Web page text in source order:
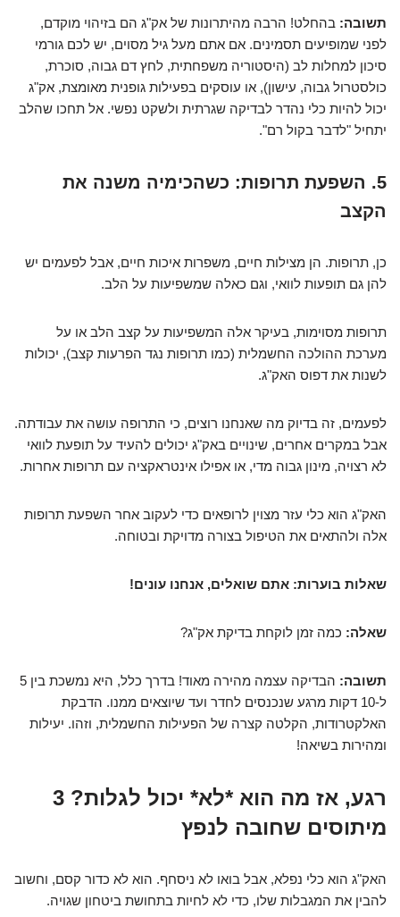
תשובה: בהחלט! הרבה מהיתרונות של אק"ג הם בזיהוי מוקדם,
לפני שמופיעים תסמינים. אם אתם מעל גיל מסוים, יש לכם גורמי
סיכון למחלות לב (היסטוריה משפחתית, לחץ דם גבוה, סוכרת,
כולסטרול גבוה, עישון), או עוסקים בפעילות גופנית מאומצת, אק"ג
יכול להיות כלי נהדר לבדיקה שגרתית ולשקט נפשי. אל תחכו שהלב
יתחיל "לדבר בקול רם".
5. השפעת תרופות: כשהכימיה משנה את
הקצב
כן, תרופות. הן מצילות חיים, משפרות איכות חיים, אבל לפעמים יש
להן גם תופעות לוואי, וגם כאלה שמשפיעות על הלב.
תרופות מסוימות, בעיקר אלה המשפיעות על קצב הלב או על
מערכת ההולכה החשמלית (כמו תרופות נגד הפרעות קצב), יכולות
לשנות את דפוס האק"ג.
לפעמים, זה בדיוק מה שאנחנו רוצים, כי התרופה עושה את עבודתה.
אבל במקרים אחרים, שינויים באק"ג יכולים להעיד על תופעת לוואי
לא רצויה, מינון גבוה מדי, או אפילו אינטראקציה עם תרופות אחרות.
האק"ג הוא כלי עזר מצוין לרופאים כדי לעקוב אחר השפעת תרופות
אלה ולהתאים את הטיפול בצורה מדויקת ובטוחה.
שאלות בוערות: אתם שואלים, אנחנו עונים!
שאלה: כמה זמן לוקחת בדיקת אק"ג?
תשובה:
הבדיקה עצמה מהירה מאוד! בדרך כלל, היא נמשכת בין 5
ל-10 דקות מרגע שנכנסים לחדר ועד שיוצאים ממנו. הדבקת
האלקטרודות, הקלטה קצרה של הפעילות החשמלית, וזהו. יעילות
ומהירות בשיאה!
רגע, אז מה הוא *לא* יכול לגלות? 3
מיתוסים שחובה לנפץ
האק"ג הוא כלי נפלא, אבל בואו לא ניסחף. הוא לא כדור קסם, וחשוב
להבין את המגבלות שלו, כדי לא לחיות בתחושת ביטחון שגויה.